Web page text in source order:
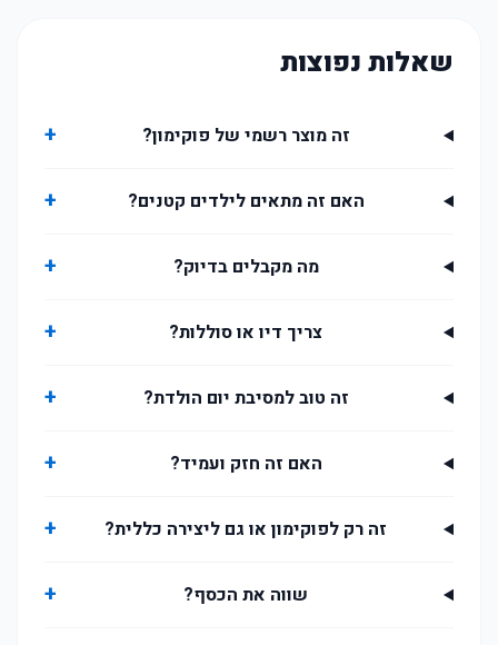
שאלות נפוצות
זה מוצר רשמי של פוקימון? +
האם זה מתאים לילדים קטנים? +
מה מקבלים בדיוק? +
צריך דיו או סוללות? +
זה טוב למסיבת יום הולדת? +
האם זה חזק ועמיד? +
זה רק לפוקימון או גם ליצירה כללית? +
שווה את הכסף? +